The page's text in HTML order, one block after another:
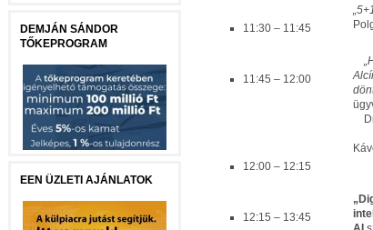
DEMJÁN SÁNDOR
TŐKEPROGRAM
EEN ÜZLETI AJÁNLATOK
11:30 – 11:45
11:45 – 12:00
12:00 ‒ 12:15
12:15 – 13:45